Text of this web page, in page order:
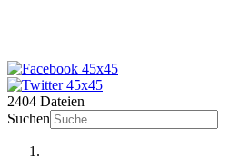
2404 Dateien
Suchen